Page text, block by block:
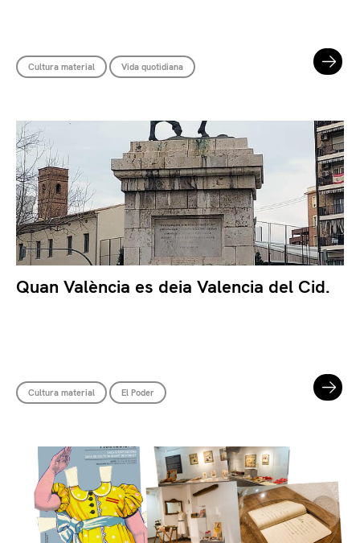
Cultura material Vida quotidiana
Quan València es deia Valencia del Cid.
Cultura material El Poder